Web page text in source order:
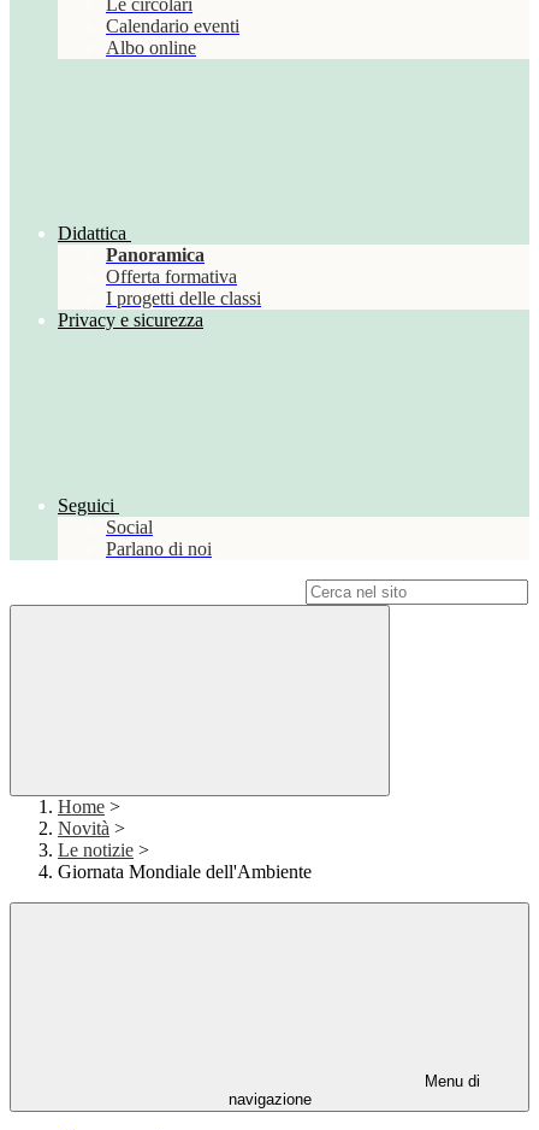
Le circolari
Calendario eventi
Albo online
Didattica
Panoramica
Offerta formativa
I progetti delle classi
Privacy e sicurezza
Seguici
Social
Parlano di noi
Home >
Novità >
Le notizie >
Giornata Mondiale dell'Ambiente
Menu di
navigazione